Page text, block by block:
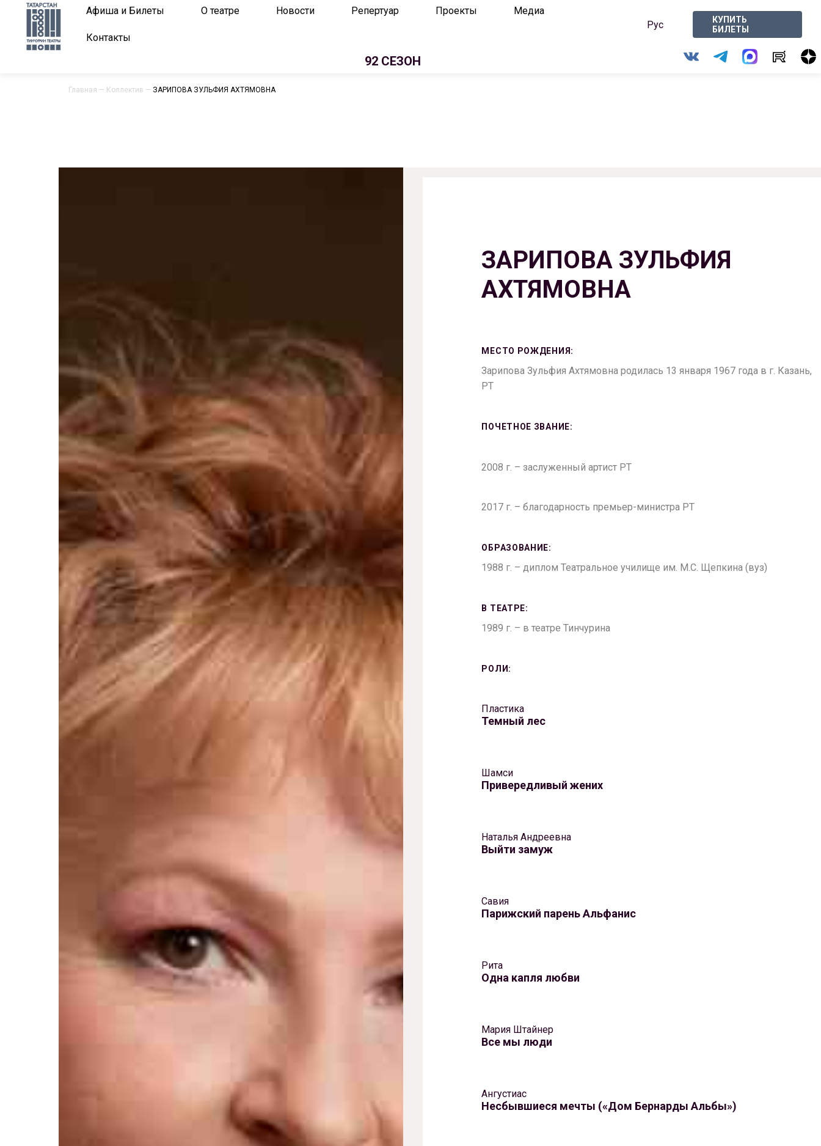
Афиша и Билеты О театре Новости Репертуар Проекты Медиа
Контакты
Рус
КУПИТЬ
БИЛЕТЫ
92 СЕЗОН
Главная — Коллектив — ЗАРИПОВА ЗУЛЬФИЯ АХТЯМОВНА
ЗАРИПОВА ЗУЛЬФИЯ
АХТЯМОВНА
МЕСТО РОЖДЕНИЯ:
Зарипова Зульфия Ахтямовна родилась 13 января 1967 года в г. Казань,
РТ
ПОЧЕТНОЕ ЗВАНИЕ:
2008 г. – заслуженный артист РТ
2017 г. – благодарность премьер-министра РТ
ОБРАЗОВАНИЕ:
1988 г. – диплом Театральное училище им. М.С. Щепкина (вуз)
В ТЕАТРЕ:
1989 г. – в театре Тинчурина
РОЛИ:
Пластика
Темный лес
Шамси
Привередливый жених
Наталья Андреевна
Выйти замуж
Савия
Парижский парень Альфанис
Рита
Одна капля любви
Мария Штайнер
Все мы люди
Ангустиас
Несбывшиеся мечты («Дом Бернарды Альбы»)